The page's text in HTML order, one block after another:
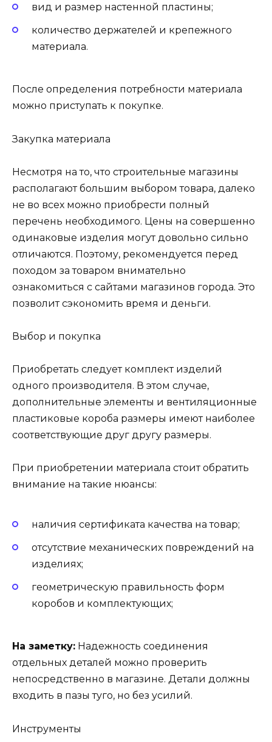
вид и размер настенной пластины;
количество держателей и крепежного
материала.
После определения потребности материала
можно приступать к покупке.
Закупка материала
Несмотря на то, что строительные магазины
располагают большим выбором товара, далеко
не во всех можно приобрести полный
перечень необходимого. Цены на совершенно
одинаковые изделия могут довольно сильно
отличаются. Поэтому, рекомендуется перед
походом за товаром внимательно
ознакомиться с сайтами магазинов города. Это
позволит сэкономить время и деньги.
Выбор и покупка
Приобретать следует комплект изделий
одного производителя. В этом случае,
дополнительные элементы и вентиляционные
пластиковые короба размеры имеют наиболее
соответствующие друг другу размеры.
При приобретении материала стоит обратить
внимание на такие нюансы:
наличия сертификата качества на товар;
отсутствие механических повреждений на
изделиях;
геометрическую правильность форм
коробов и комплектующих;
На заметку: Надежность соединения
отдельных деталей можно проверить
непосредственно в магазине. Детали должны
входить в пазы туго, но без усилий.
Инструменты